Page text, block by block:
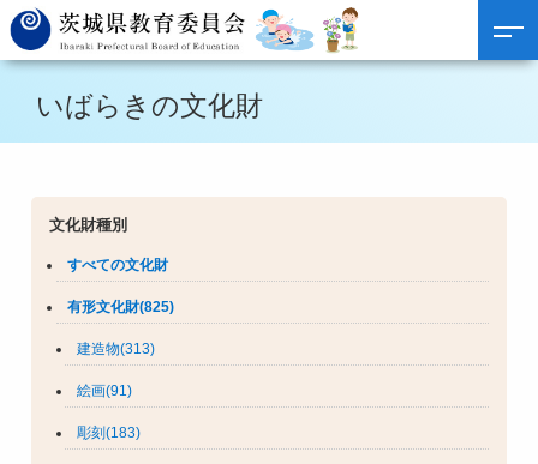
いばらきの文化財
文化財種別
すべての文化財
有形文化財(825)
建造物(313)
絵画(91)
彫刻(183)